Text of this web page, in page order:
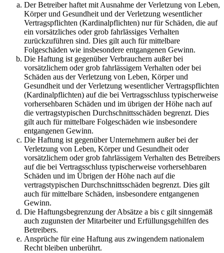
Der Betreiber haftet mit Ausnahme der Verletzung von Leben,
Körper und Gesundheit und der Verletzung wesentlicher
Vertragspflichten (Kardinalpflichten) nur für Schäden, die auf
ein vorsätzliches oder grob fahrlässiges Verhalten
zurückzuführen sind. Dies gilt auch für mittelbare
Folgeschäden wie insbesondere entgangenen Gewinn.
Die Haftung ist gegenüber Verbrauchern außer bei
vorsätzlichem oder grob fahrlässigem Verhalten oder bei
Schäden aus der Verletzung von Leben, Körper und
Gesundheit und der Verletzung wesentlicher Vertragspflichten
(Kardinalpflichten) auf die bei Vertragsschluss typischerweise
vorhersehbaren Schäden und im übrigen der Höhe nach auf
die vertragstypischen Durchschnittsschäden begrenzt. Dies
gilt auch für mittelbare Folgeschäden wie insbesondere
entgangenen Gewinn.
Die Haftung ist gegenüber Unternehmern außer bei der
Verletzung von Leben, Körper und Gesundheit oder
vorsätzlichem oder grob fahrlässigem Verhalten des Betreibers
auf die bei Vertragsschluss typischerweise vorhersehbaren
Schäden und im Übrigen der Höhe nach auf die
vertragstypischen Durchschnittsschäden begrenzt. Dies gilt
auch für mittelbare Schäden, insbesondere entgangenen
Gewinn.
Die Haftungsbegrenzung der Absätze a bis c gilt sinngemäß
auch zugunsten der Mitarbeiter und Erfüllungsgehilfen des
Betreibers.
Ansprüche für eine Haftung aus zwingendem nationalem
Recht bleiben unberührt.